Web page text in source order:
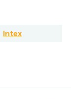
Intex